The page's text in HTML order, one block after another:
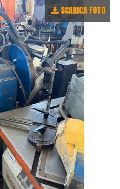
SCARICA FOTO